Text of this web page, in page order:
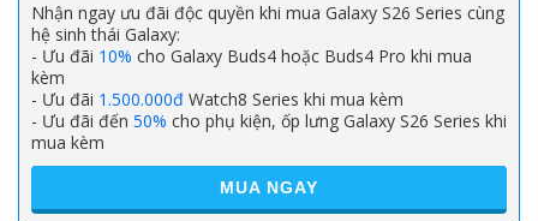
Nhận ngay ưu đãi độc quyền khi mua Galaxy S26 Series cùng
hệ sinh thái Galaxy:
- Ưu đãi 10% cho Galaxy Buds4 hoặc Buds4 Pro khi mua
kèm
- Ưu đãi 1.500.000đ Watch8 Series khi mua kèm
- Ưu đãi đến 50% cho phụ kiện, ốp lưng Galaxy S26 Series khi
mua kèm
MUA NGAY